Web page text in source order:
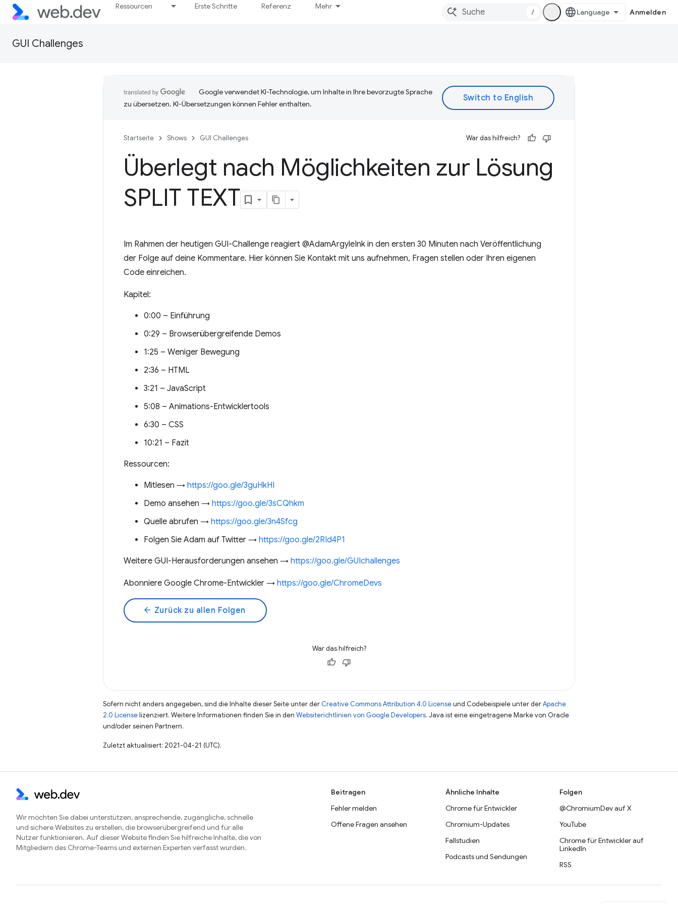
Ressourcen Erste Schritte Referenz Mehr
/ Anmelden
GUI Challenges
Google verwendet KI-Technologie, um Inhalte in Ihre bevorzugte Sprache
zu übersetzen. KI-Übersetzungen können Fehler enthalten.
Startseite Shows GUI Challenges War das hilfreich?
Überlegt nach Möglichkeiten zur Lösung
SPLIT TEXT
Im Rahmen der heutigen GUI-Challenge reagiert @AdamArgyleInk in den ersten 30 Minuten nach Veröffentlichung
der Folge auf deine Kommentare. Hier können Sie Kontakt mit uns aufnehmen, Fragen stellen oder Ihren eigenen
Code einreichen.
Kapitel:
0:00 – Einführung
0:29 – Browserübergreifende Demos
1:25 – Weniger Bewegung
2:36 – HTML
3:21 – JavaScript
5:08 – Animations-Entwicklertools
6:30 – CSS
10:21 – Fazit
Ressourcen:
Mitlesen → https://goo.gle/3guHkHI
Demo ansehen → https://goo.gle/3sCQhkm
Quelle abrufen → https://goo.gle/3n4Sfcg
Folgen Sie Adam auf Twitter → https://goo.gle/2RId4P1
Weitere GUI-Herausforderungen ansehen → https://goo.gle/GUIchallenges
Abonniere Google Chrome-Entwickler → https://goo.gle/ChromeDevs
arrow_back Zurück zu allen Folgen
War das hilfreich?
Sofern nicht anders angegeben, sind die Inhalte dieser Seite unter der Creative Commons Attribution 4.0 Licenseund Codebeispiele unter derApache
2.0 Licenselizenziert. Weitere Informationen finden Sie in den Websiterichtlinien von Google Developers. Java ist eine eingetragene Marke von Oracle
und/oder seinen Partnern.
Zuletzt aktualisiert: 2021-04-21 (UTC).
Wir möchten Sie dabei unterstützen, ansprechende, zugängliche, schnelle
und sichere Websites zu erstellen, die browserübergreifend und für alle
Nutzer funktionieren. Auf dieser Website finden Sie hilfreiche Inhalte, die von
Mitgliedern des Chrome-Teams und externen Experten verfasst wurden.
Beitragen
Fehler melden
Offene Fragen ansehen
Ähnliche Inhalte
Chrome für Entwickler
Chromium-Updates
Fallstudien
Podcasts und Sendungen
Folgen
@ChromiumDev auf X
YouTube
Chrome für Entwickler auf
LinkedIn
RSS